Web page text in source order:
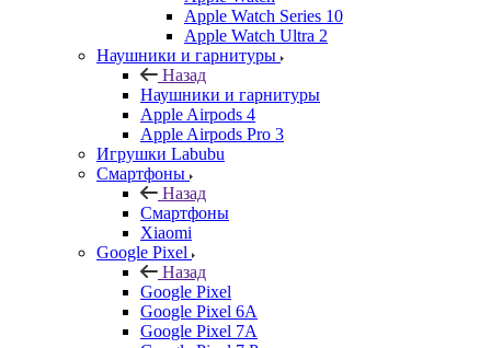
Apple Watch Series 10
Apple Watch Ultra 2
Наушники и гарнитуры
Назад
Наушники и гарнитуры
Apple Airpods 4
Apple Airpods Pro 3
Игрушки Labubu
Смартфоны
Назад
Смартфоны
Xiaomi
Google Pixel
Назад
Google Pixel
Google Pixel 6A
Google Pixel 7А